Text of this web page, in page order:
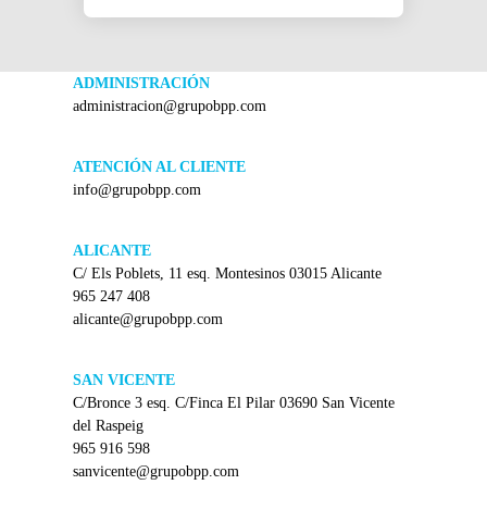
ADMINISTRACIÓN
administracion@grupobpp.com
ATENCIÓN AL CLIENTE
info@grupobpp.com
ALICANTE
C/ Els Poblets, 11 esq. Montesinos 03015 Alicante
965 247 408
alicante@grupobpp.com
SAN VICENTE
C/Bronce 3 esq. C/Finca El Pilar 03690 San Vicente
del Raspeig
965 916 598
sanvicente@grupobpp.com